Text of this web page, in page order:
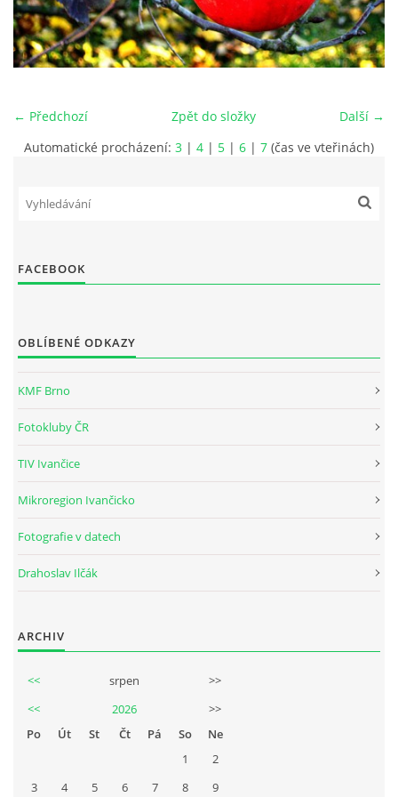
PRO ČLENY
STANOVY
ETICKÉ HODNOTY FOTOKLUBU
Fotoklub Ivančice - FotKI, z. s.
kontaktní osoba:
© 2026 eStránky.cz
← Předchozí Další →
Zpět do složky
Automatické procházení: 3 | 4 | 5 | 6 | 7 (čas ve vteřinách)
FACEBOOK
OBLÍBENÉ ODKAZY
KMF Brno
Fotokluby ČR
TIV Ivančice
Mikroregion Ivančicko
Fotografie v datech
Drahoslav Ilčák
ARCHIV
<< srpen
>>
<<
2026
>>
Po
Út St Čt Pá So
Ne
1
2
3
4 5 6 7 8 9